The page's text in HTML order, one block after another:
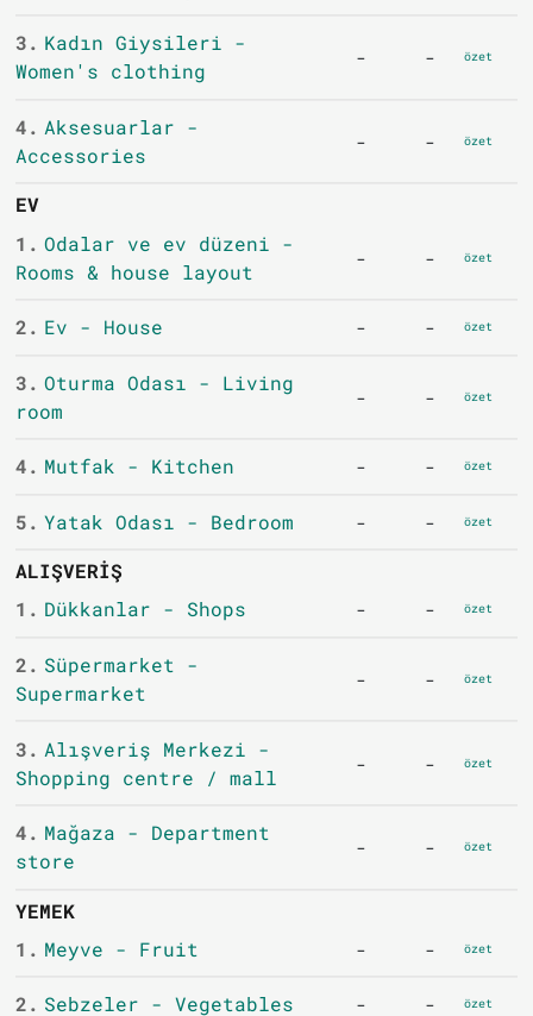
3. Kadın Giysileri -
Women's clothing
- - özet
4. Aksesuarlar -
Accessories
- - özet
EV
1. Odalar ve ev düzeni -
Rooms & house layout
- - özet
2. Ev - House - - özet
3. Oturma Odası - Living
room
- - özet
4. Mutfak - Kitchen - - özet
5. Yatak Odası - Bedroom - - özet
ALIŞVERIŞ
1. Dükkanlar - Shops - - özet
2. Süpermarket -
Supermarket
- - özet
3. Alışveriş Merkezi -
Shopping centre / mall
- - özet
4. Mağaza - Department
store
- - özet
YEMEK
1. Meyve - Fruit - - özet
2. Sebzeler - Vegetables - - özet